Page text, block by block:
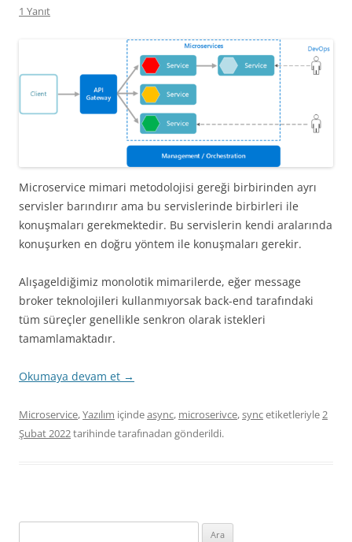
1 Yanıt
Microservice mimari metodolojisi gereği birbirinden ayrı
servisler barındırır ama bu servislerinde birbirleri ile
konuşmaları gerekmektedir. Bu servislerin kendi aralarında
konuşurken en doğru yöntem ile konuşmaları gerekir.
Alışageldiğimiz monolotik mimarilerde, eğer message
broker teknolojileri kullanmıyorsak back-end tarafındaki
tüm süreçler genellikle senkron olarak istekleri
tamamlamaktadır.
Okumaya devam et →
Microservice,Yazılım içindeasync, microserivce,syncetiketleriyle 2
Şubat 2022tarihindetarafınadan gönderildi.